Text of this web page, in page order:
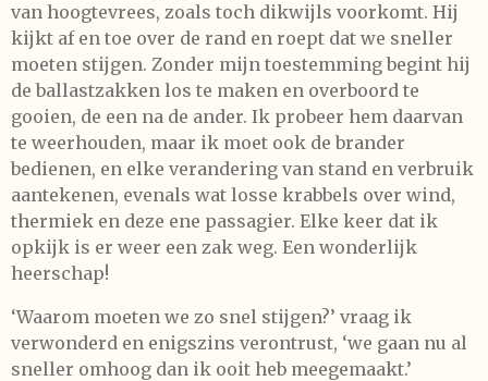
van hoogtevrees, zoals toch dikwijls voorkomt. Hij
kijkt af en toe over de rand en roept dat we sneller
moeten stijgen. Zonder mijn toestemming begint hij
de ballastzakken los te maken en overboord te
gooien, de een na de ander. Ik probeer hem daarvan
te weerhouden, maar ik moet ook de brander
bedienen, en elke verandering van stand en verbruik
aantekenen, evenals wat losse krabbels over wind,
thermiek en deze ene passagier. Elke keer dat ik
opkijk is er weer een zak weg. Een wonderlijk
heerschap!
‘Waarom moeten we zo snel stijgen?’ vraag ik
verwonderd en enigszins verontrust, ‘we gaan nu al
sneller omhoog dan ik ooit heb meegemaakt.’